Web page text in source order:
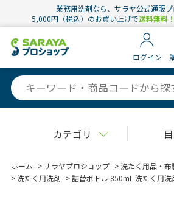
業務用洗剤なら、サラヤ公式通販
5,000円（税込）のお買い上げで送料無料
ログイン
カテゴリ
ホーム >サラヤプロショップ > 洗たく用品・布
> 洗たく用洗剤 >詰替ボトル 850mL 洗たく用